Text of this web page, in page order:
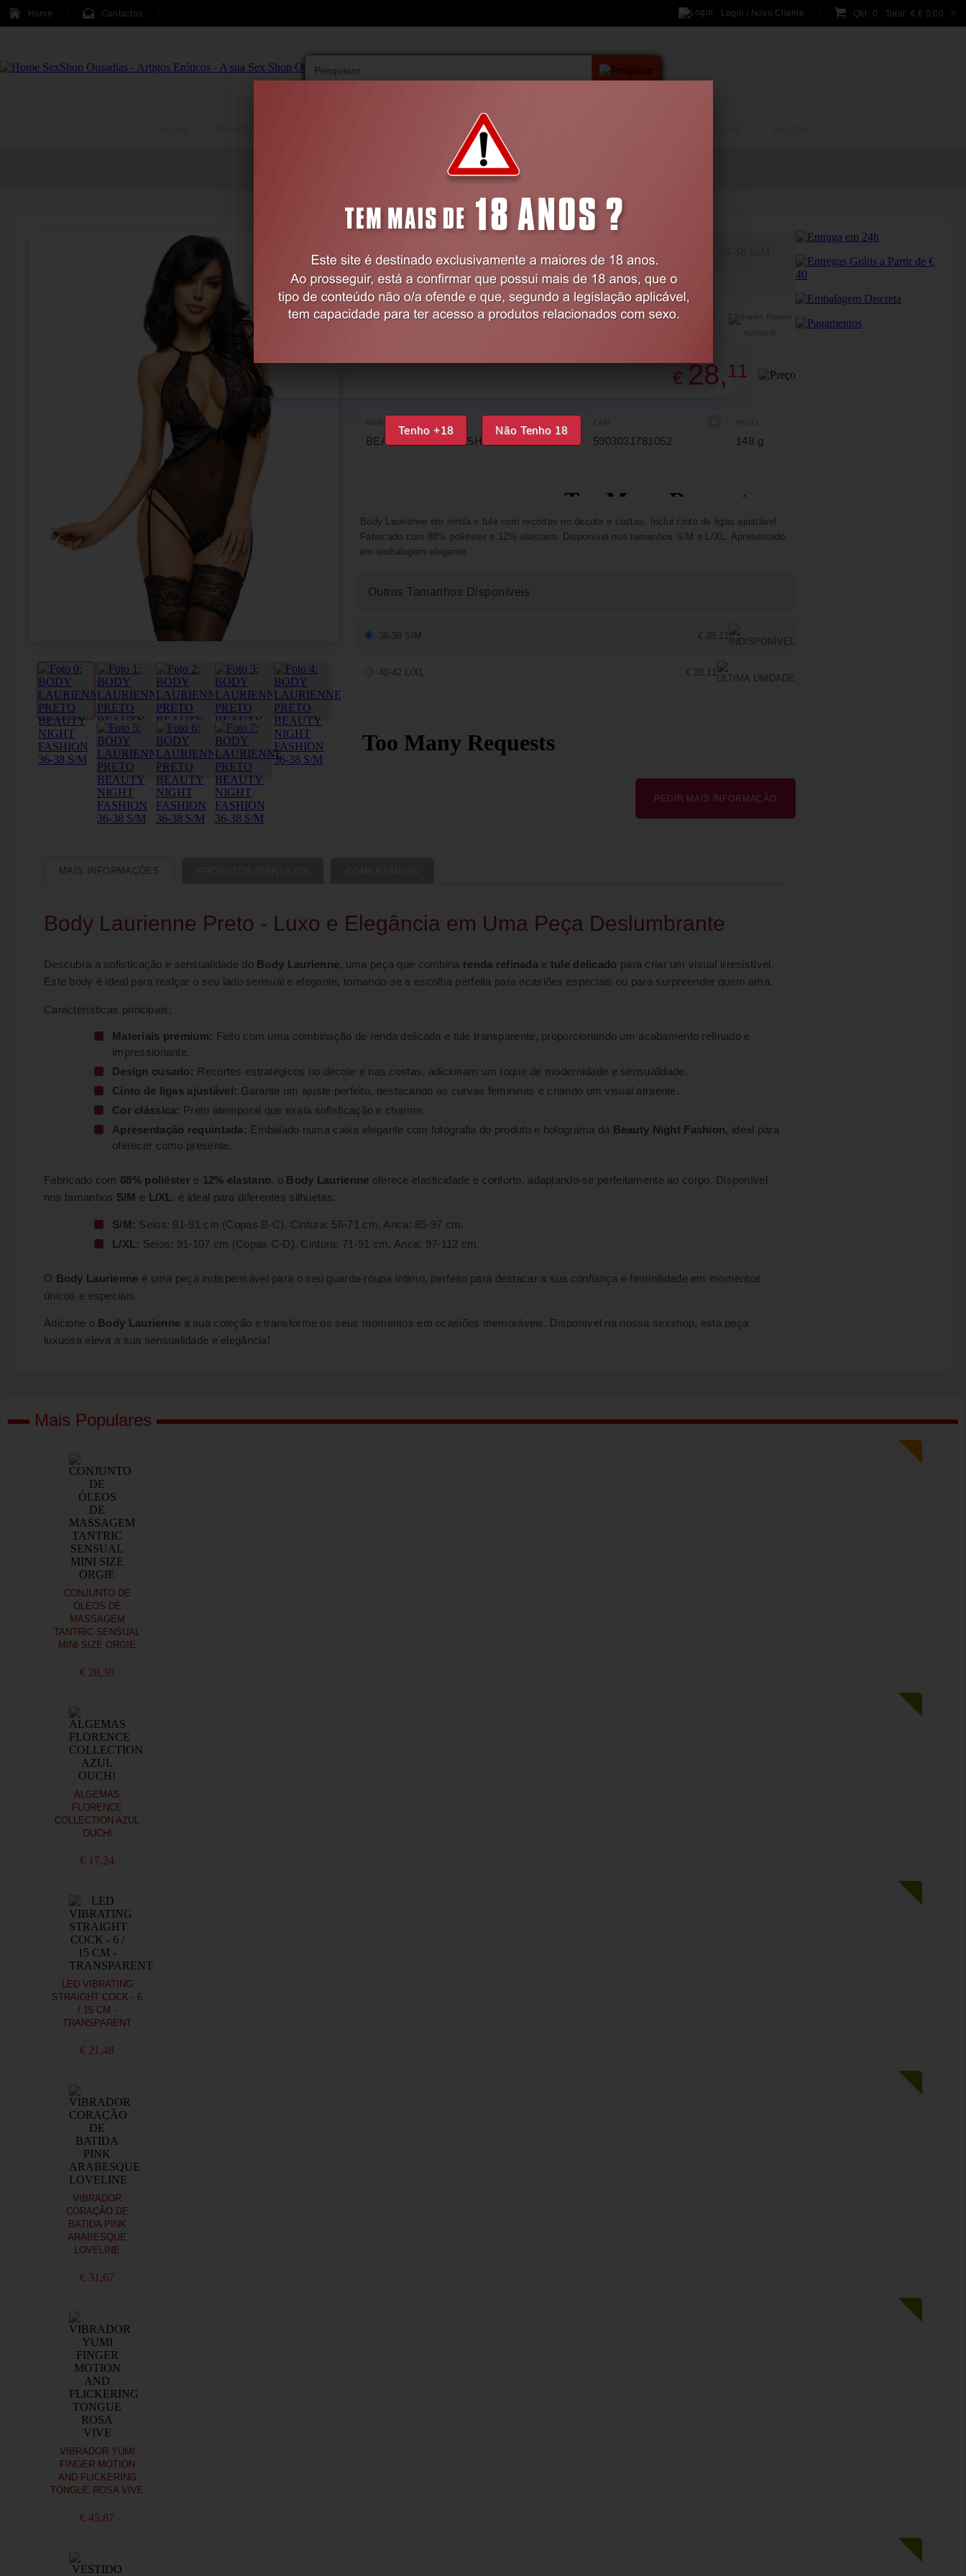
Tenho +18 Não Tenho 18
Home Contactos Login / Novo Cliente Qtd: 0 Total: €€ 0,00
LINGERIE
Feminina
BODY LAURIENNE PRETO BEAUTY NIGHT FASHION
Código: EX47150
SUGERIR
€ 28,11
BEAUTY NIGHT FASHION 5903031781052 148 g
Body Laurienne em renda e tule com recortes no decote e costas. Inclui cinto de ligas ajustável.
Fabricado com 88% poliéster e 12% elastano. Disponível nos tamanhos S/M e L/XL. Apresentado
em embalagem elegante.
Outros Tamanhos Disponíveis
36-38 S/M € 28,11
40-42 L/XL € 28,11
PEDIR MAIS INFORMAÇÃO
MAIS INFORMAÇÕES
Body Laurienne Preto - Luxo e Elegância em Uma Peça Deslumbrante
Descubra a sofisticação e sensualidade do Body Laurienne, uma peça que combina renda refinadae tule delicado para criar um visual irresistível.
Este body é ideal para realçar o seu lado sensual e elegante, tornando-se a escolha perfeita para ocasiões especiais ou para surpreender quem ama.
Características principais:
Materiais premium:
Feito com uma combinação de renda delicada e tule transparente, proporcionando um acabamento refinado e
impressionante.
Design ousado: Recortes estratégicos no decote e nas costas, adicionam um toque de modernidade e sensualidade.
Cinto de ligas ajustável: Garante um ajuste perfeito, destacando as curvas femininas e criando um visual atraente.
Cor clássica:
Preto atemporal que exala sofisticação e charme.
Apresentação requintada: Embalado numa caixa elegante com fotografia do produto e holograma da Beauty Night Fashion, ideal para
oferecer como presente.
Fabricado com 88% poliéster e 12% elastano, o Body Laurienne oferece elasticidade e conforto, adaptando-se perfeitamente ao corpo. Disponível
nos tamanhos S/M e L/XL , é ideal para diferentes silhuetas:
S/M: Seios: 81-91 cm (Copas B-C), Cintura: 56-71 cm, Anca: 85-97 cm.
L/XL: Seios: 91-107 cm (Copas C-D), Cintura: 71-91 cm, Anca: 97-112 cm.
O Body Laurienne é uma peça indispensável para o seu guarda-roupa íntimo, perfeito para destacar a sua confiança e feminilidade em momentos
únicos e especiais.
Adicione o Body Laurienne à sua coleção e transforme os seus momentos em ocasiões memoráveis. Disponível na nossa sexshop, esta peça
luxuosa eleva a sua sensualidade e elegância!
Mais Populares
CONJUNTO DE
ÓLEOS DE
MASSAGEM
TANTRIC SENSUAL
MINI SIZE ORGIE
€ 28,38
ALGEMAS
FLORENCE
COLLECTION AZUL
OUCH!
€ 17,24
LED VIBRATING
STRAIGHT COCK - 6
/ 15 CM -
TRANSPARENT
€ 21,48
VIBRADOR
CORAÇÃO DE
BATIDA PINK
ARABESQUE
LOVELINE
€ 31,67
VIBRADOR YUMI
FINGER MOTION
AND FLICKERING
TONGUE ROSA VIVE
€ 45,87